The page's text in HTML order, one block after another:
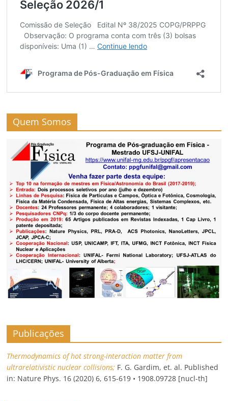
Quem Somos
Publicações
Thermodynamics of hot strong-interaction matter from
ultrarelativistic nuclear collisions; F. G. Gardim, et. al. Published
in: Nature Phys. 16 (2020) 6, 615-619 • 1908.09728 [nucl-th]